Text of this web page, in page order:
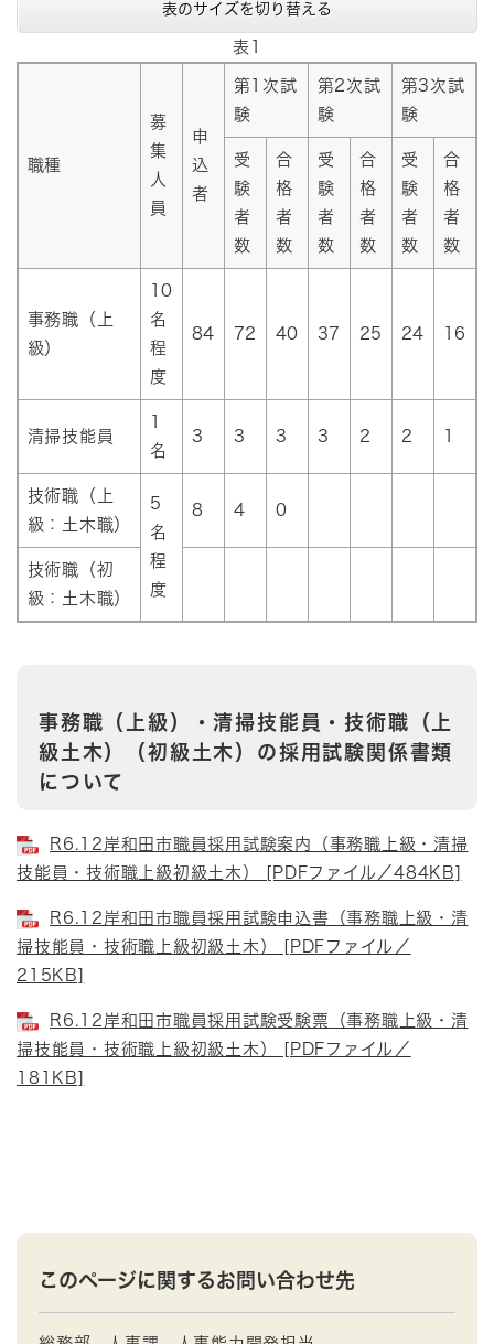
表のサイズを切り替える
表1
職種
募
集
人
員
申
込
者
第1次試
験
第2次試
験
第3次試
験
受
験
者
数
合
格
者
数
受
験
者
数
合
格
者
数
受
験
者
数
合
格
者
数
事務職（上
級）
10
名
程
度
84 72 40 37 25 24 16
清掃技能員
名
3 3 3 3 2 2
技術職（上
級：土木職）
5
名
程
度
8 4 0
技術職（初
級：土木職）
事務職（上級）・清掃技能員・技術職（上
級土木）（初級土木）の採用試験関係書類
について
R6.12岸和田市職員採用試験案内（事務職上級・清掃
技能員・技術職上級初級土木） [PDFファイル／484KB]
R6.12岸和田市職員採用試験申込書（事務職上級・清
掃技能員・技術職上級初級土木） [PDFファイル／
215KB]
R6.12岸和田市職員採用試験受験票（事務職上級・清
掃技能員・技術職上級初級土木） [PDFファイル／
181KB]
このページに関するお問い合わせ先